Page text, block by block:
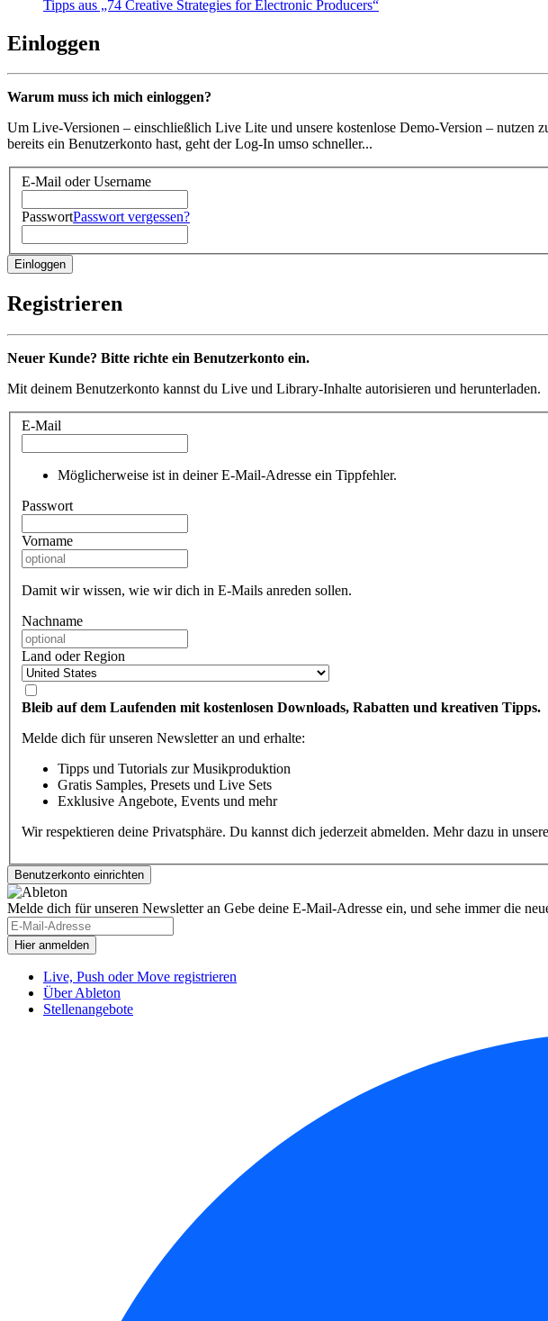
Tipps aus „74 Creative Strategies for Electronic Producers“
Einloggen
Warum muss ich mich einloggen?
Um Live-Versionen – einschließlich Live Lite und unsere kostenlose Demo-Version –
bereits ein Benutzerkonto hast, geht der Log-In umso schneller...
E-Mail oder Username
PasswortPasswort vergessen?
Registrieren
Neuer Kunde? Bitte richte ein Benutzerkonto ein.
Mit deinem Benutzerkonto kannst du Live und Library-Inhalte autorisieren und herunterladen.
E-Mail
Möglicherweise ist in deiner E-Mail-Adresse ein Tippfehler.
Passwort
Vorname
Damit wir wissen, wie wir dich in E-Mails anreden sollen.
Nachname
Land oder Region
Bleib auf dem Laufenden mit kostenlosen Downloads, Rabatten und kreativen Tipps.
Melde dich für unseren Newsletter an und erhalte:
Tipps und Tutorials zur Musikproduktion
Gratis Samples, Presets und Live Sets
Exklusive Angebote, Events und mehr
Wir respektieren deine Privatsphäre. Du kannst dich jederzeit abmelden. Mehr dazu in
Melde dich für unseren Newsletter an Gebe deine E-Mail-Adresse ein, und sehe immer die
Live, Push oder Move registrieren
Über Ableton
Stellenangebote